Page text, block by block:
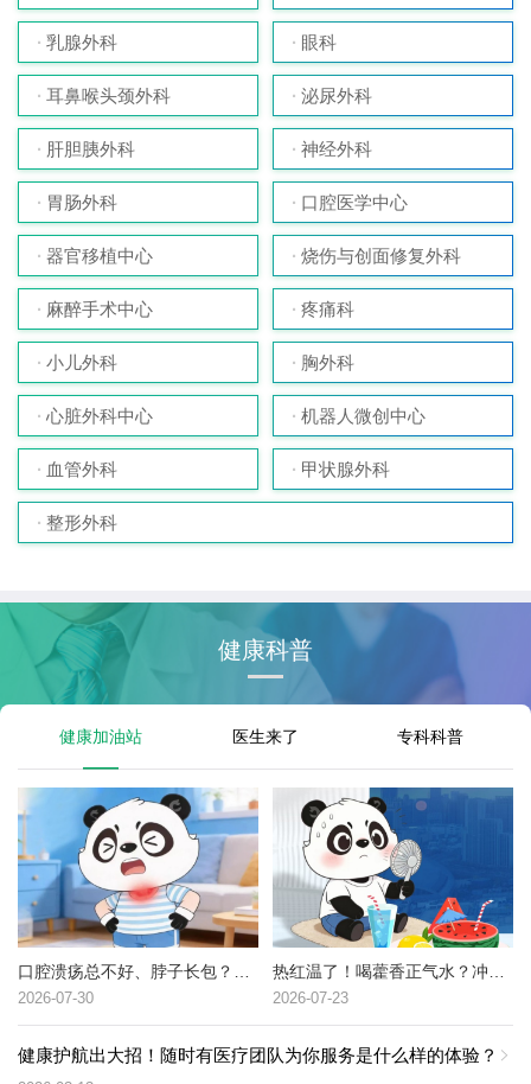
乳腺外科 眼科
耳鼻喉头颈外科 泌尿外科
肝胆胰外科 神经外科
胃肠外科 口腔医学中心
器官移植中心 烧伤与创面修复外科
麻醉手术中心 疼痛科
小儿外科 胸外科
心脏外科中心 机器人微创中心
血管外科 甲状腺外科
整形外科
健康科普
健康加油站 医生来了 专科科普
2026-07-30 2026-07-23
健康护航出大招！随时有医疗团队为你服务是什么样的体验？